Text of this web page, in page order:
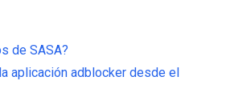
de SASA?
aplicación adblocker desde el